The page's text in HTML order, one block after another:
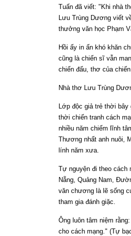
Tuấn đã viết: "Khi nhà
Lưu Trùng Dương viết
thưởng văn học Phạm
Hồi ấy in ấn khó khăn
cũng là chiến sĩ vẫn
chiến đấu, thơ của
Nhà thơ Lưu Trùng
Lớp độc giả trẻ thời
thời chiến tranh cách
nhiều năm chiếm lĩnh
Thương nhất anh nuôi,
lính năm xưa.
Tự nguyện đi theo
Nẵng, Quảng Nam,
văn chương là lẽ sống
tham gia đánh giặc.
Ông luôn tâm niệm
cho cách mạng." (Tự